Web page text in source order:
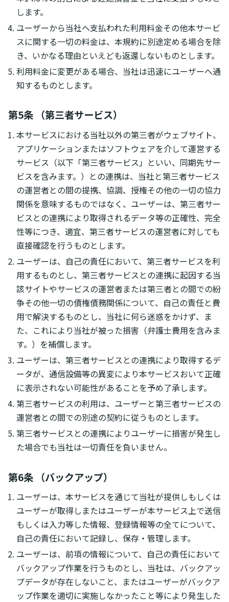
します。
ユーザーから当社へ支払われた利用料金その他本サービ
スに関する一切の料金は、本規約に別途定める場合を除
き、いかなる理由といえども返還しないものとします。
利用料金に変更がある場合、当社は迅速にユーザーへ通
知するものとします。
第5条 （第三者サービス）
本サービスにおける当社以外の第三者がウェブサイト、
アプリケーションまたはソフトウェアを介して運営する
サービス（以下「第三者サービス」といい、同期先サー
ビスを含みます。）との連携は、当社と第三者サービス
の運営者との間の提携、協調、授権その他の一切の協力
関係を意味するものではなく、ユーザーは、第三者サー
ビスとの連携により取得されるデータ等の正確性、完全
性等につき、適宜、第三者サービスの運営者に対しても
直接確認を行うものとします。
ユーザーは、自己の責任において、第三者サービスを利
用するものとし、第三者サービスとの連携に起因する当
該サイトやサービスの運営者または第三者との間での紛
争その他一切の債権債務関係について、自己の責任と費
用で解決するものとし、当社に何ら迷惑をかけず、ま
た、これにより当社が被った損害（弁護士費用を含みま
す。）を補償します。
ユーザーは、第三者サービスとの連携により取得するデ
ータが、通信設備等の異変により本サービスおいて正確
に表示されない可能性があることを予め了承します。
第三者サービスの利用は、ユーザーと第三者サービスの
運営者との間での別途の契約に従うものとします。
第三者サービスとの連携によりユーザーに損害が発生し
た場合でも当社は一切責任を負いません。
第6条 （バックアップ）
ユーザーは、本サービスを通じて当社が提供しもしくは
ユーザーが取得しまたはユーザーが本サービス上で送信
もしくは入力等した情報、登録情報等の全てについて、
自己の責任において記録し、保存・管理します。
ユーザーは、前項の情報について、自己の責任において
バックアップ作業を行うものとし、当社は、バックアッ
プデータが存在しないこと、またはユーザーがバックア
ップ作業を適切に実施しなかったこと等により発生した